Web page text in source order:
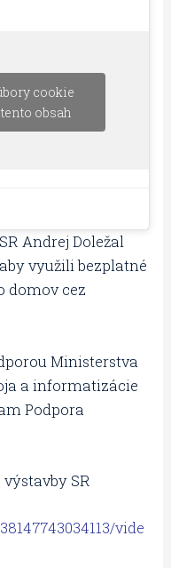
cookie
obsah
Andrej Doležal
využili bezplatné
domov cez
Ministerstva
a informatizácie
Podpora
SR
vide